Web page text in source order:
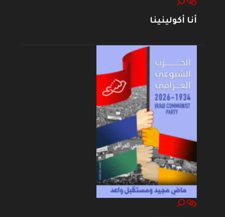
أنا أكولينينا